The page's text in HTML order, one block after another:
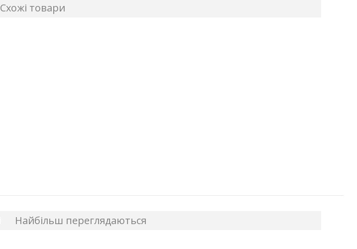
Схожі товари
Найбільш переглядаються